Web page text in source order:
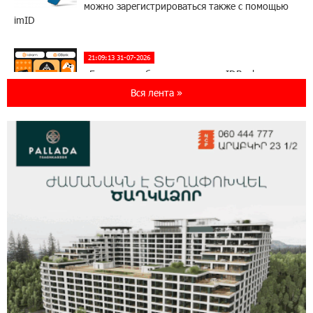
можно зарегистрироваться также с помощью
imID
21:09:13 31-07-2026
«Бесплатные бонусы в играх»: IDBank
предупреждает о кибератаках на школьников
ЕАЭС со временем будет расширяться. Когда-
будет уже поздно
Если Израиль использует тему Геноцида
армян против Эрдогана, то что для него
значит сам Геноцид?
17:16:14 30-07-2026
ВТБ (Армения): вклад «Стабильный» — до
Вся лента »